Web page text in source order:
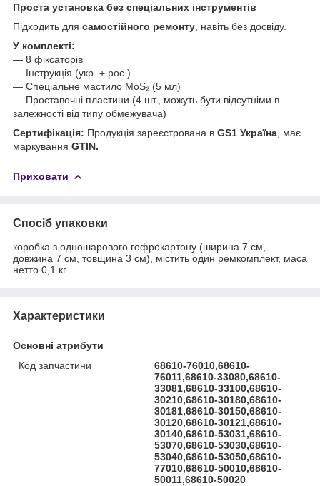
Проста установка без спеціальних інструментів
Підходить для самостійного ремонту , навіть без досвіду.
У комплекті:
— 8 фіксаторів
— Інструкція (укр. + рос.)
— Спеціальне мастило MoS₂ (5 мл)
— Проставочні пластини (4 шт., можуть бути відсутніми в
залежності від типу обмежувача)
Сертифікація: Продукція зареєстрована в GS1 Україна , має
маркування GTIN.
Приховати
Спосіб упаковки
коробка з одношарового гофрокартону (ширина 7 см,
довжина 7 см, товщина 3 см), містить один ремкомплект, маса
нетто 0,1 кг
Характеристики
Основні атрибути
Код запчастини
68610-76010,68610-
76011,68610-33080,68610-
33081,68610-33100,68610-
30210,68610-30180,68610-
30181,68610-30150,68610-
30120,68610-30121,68610-
30140,68610-53031,68610-
53070,68610-53030,68610-
53040,68610-53050,68610-
77010,68610-50010,68610-
50011,68610-50020